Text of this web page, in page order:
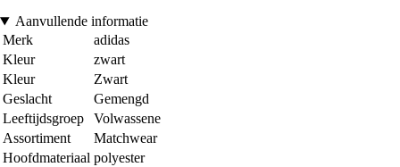
Aanvullende informatie
Merk
adidas
Kleur
zwart
Kleur
Zwart
Geslacht
Gemengd
Leeftijdsgroep
Volwassene
Assortiment
Matchwear
Hoofdmateriaal polyester